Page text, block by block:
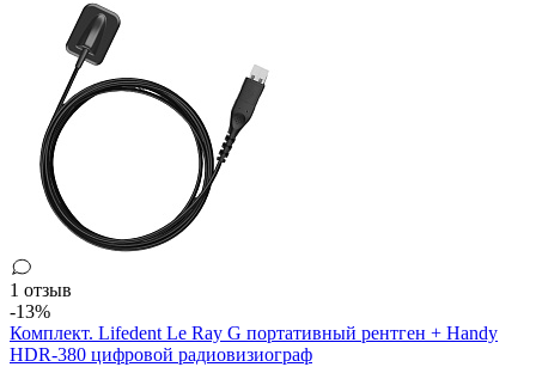
1 отзыв
-13%
Комплект. Lifedent Le Ray G портативный рентген + Handy
HDR-380 цифровой радиовизиограф